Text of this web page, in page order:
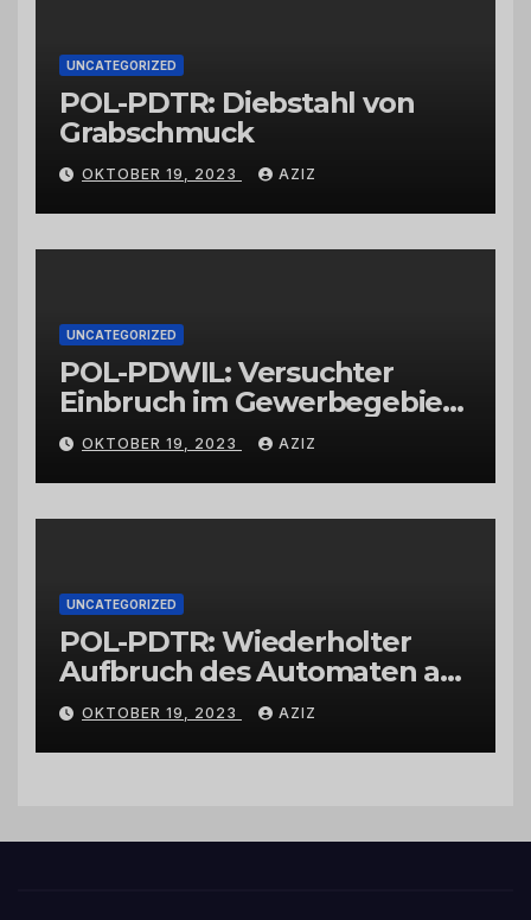
UNCATEGORIZED
POL-PDTR: Diebstahl von
Grabschmuck
OKTOBER 19, 2023 AZIZ
UNCATEGORIZED
POL-PDWIL: Versuchter
Einbruch im Gewerbegebiet
Wittlich
OKTOBER 19, 2023 AZIZ
UNCATEGORIZED
POL-PDTR: Wiederholter
Aufbruch des Automaten am
Wohnmobilstellplatz in
Hermeskeil am Labachweg
OKTOBER 19, 2023 AZIZ